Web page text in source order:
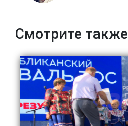
Смотрите также